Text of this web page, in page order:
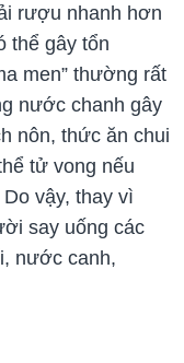
rượu nhanh hơn
thể gây tổn
men” thường rất
nước chanh gây
nôn, thức ăn chui
tử vong nếu
vậy, thay vì
say uống các
nước canh,